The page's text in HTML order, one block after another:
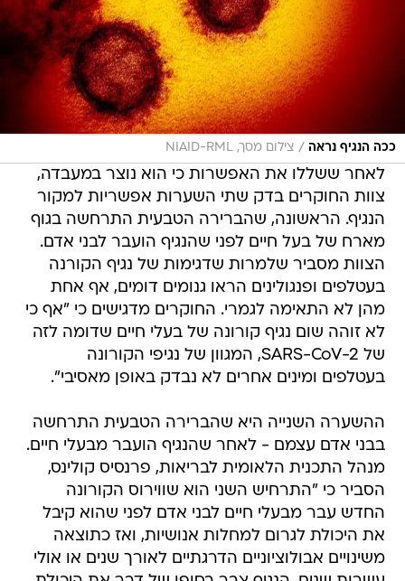
ככה הנגיף נראה / צילום מסך, NIAID-RML
לאחר ששללו את האפשרות כי הוא נוצר במעבדה,
צוות החוקרים בדק שתי השערות אפשריות למקור
הנגיף. הראשונה, שהברירה הטבעית התרחשה בגוף
מארח של בעל חיים לפני שהנגיף הועבר לבני אדם.
הצוות מסביר שלמרות שדגימות של נגיף הקורנה
בעטלפים ופנגולינים הראו גנומים דומים, אף אחת
מהן לא התאימה לגמרי. החוקרים מדגישים כי "אף כי
לא זוהה שום נגיף קורונה של בעלי חיים שדומה לזה
של SARS-CoV-2, המגוון של נגיפי הקורונה
בעטלפים ומינים אחרים לא נבדק באופן מאסיבי".
ההשערה השנייה היא שהברירה הטבעית התרחשה
בבני אדם עצמם - לאחר שהנגיף הועבר מבעלי חיים.
מנהל התכנית הלאומית לבריאות, פרנסיס קולינס,
הסביר כי "התרחיש השני הוא שווירוס הקורונה
החדש עבר מבעלי חיים לבני אדם לפני שהוא קיבל
את היכולת לגרום למחלות אנושיות, ואז כתוצאה
משינויים אבולוציוניים הדרגתיים לאורך שנים או אולי